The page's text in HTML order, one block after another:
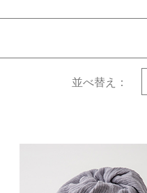
タイプで絞り込む
並べ替え：